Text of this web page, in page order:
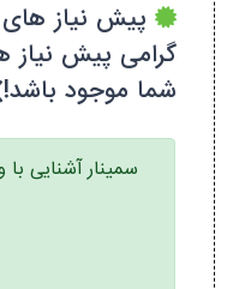
پیش نیاز های
گرامی پیش نیاز
شما موجود
سمینار آشنایی با